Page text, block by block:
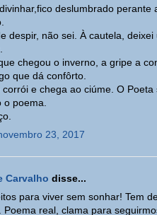
deslumbrado perante
despir, não sei. À cautela,
chegou o inverno, a gripe a
que dá confôrto.
e chega ao ciúme. O
poema.
23, 2017
Carvalho disse...
para viver sem sonhar! Tem
Poema real, clama para